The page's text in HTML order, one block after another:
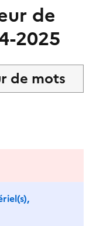
de
2025
de mots